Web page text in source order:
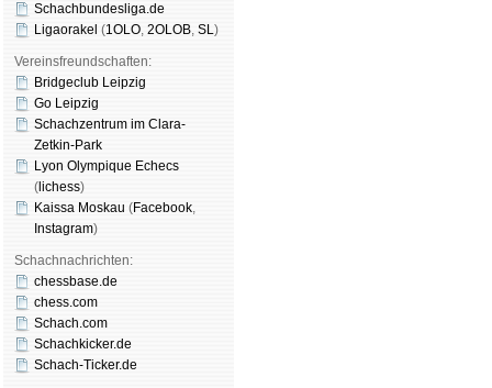
Schachbundesliga.de
Ligaorakel (1OLO, 2OLOB, SL)
Vereinsfreundschaften:
Bridgeclub Leipzig
Go Leipzig
Schachzentrum im Clara-
Zetkin-Park
Lyon Olympique Echecs
( lichess)
Kaissa Moskau (Face­book,
Insta­gram)
Schachnachrichten:
chessbase.de
chess.com
Schach.com
Schachkicker.de
Schach-Ticker.de